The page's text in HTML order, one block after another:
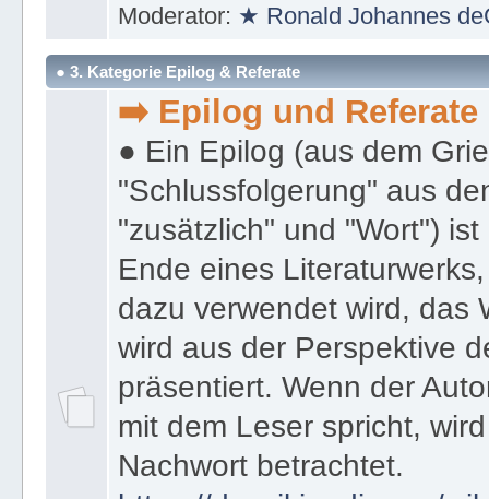
Moderator: ★ Ronald Johannes
● 3. Kategorie Epilog & Referate
➡️ Epilog und Referate
● Ein Epilog (aus dem
"Schlussfolgerung" aus
"zusätzlich" und "Wort")
Ende eines
dazu verwendet wird, das
wird aus der Perspektive
präsentiert. Wenn der
mit dem Leser spricht,
Nachwort betrachtet.